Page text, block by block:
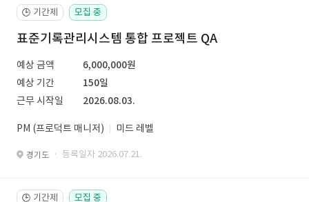
🕒 기간제 모집 중
표준기록관리시스템 통합 프로젝트 QA
예상 금액
6,000,000원
예상 기간
150일
근무 시작일
2026.08.03.
PM (프로덕트 매니저) 미드 레벨
경기도 · 등록일자 2026.07.21.
🕒 기간제 모집 중